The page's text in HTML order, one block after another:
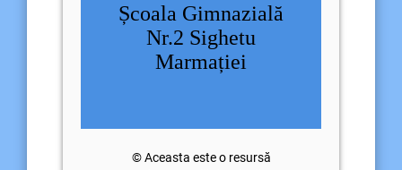
Școala Gimnazială
Nr.2 Sighetu
Marmației
© Aceasta este o resursă